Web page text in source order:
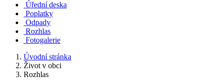
Úřední deska
Poplatky
Odpady
Rozhlas
Fotogalerie
Úvodní stránka
Život v obci
Rozhlas